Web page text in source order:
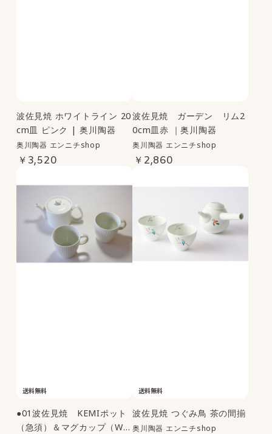
波佐見焼 ホワイトライン 20
cm皿 ピンク | 奥川陶器
奥川陶器 エンニチshop
￥3,520
波佐見焼 ガーデン リム2
0cm皿赤 ｜奥川陶器
奥川陶器 エンニチshop
￥2,860
送料無料
●01波佐見焼 KEMIポット
（急須）＆マグカップ（W
送料無料
波佐見焼 つぐみ鳥 茶の間揃
奥川陶器 エンニチshop